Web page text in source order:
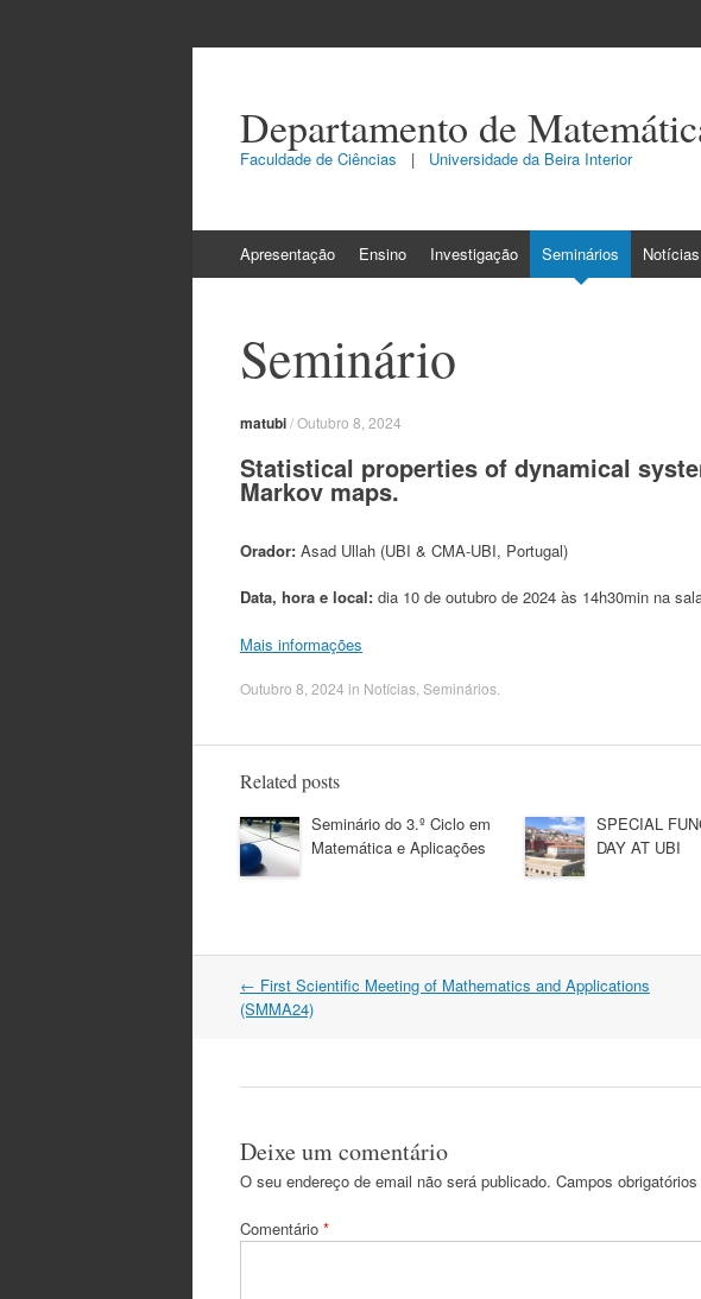
Departamento de
Faculdade de Ciências | Universidade da Beira Interior
to
Apresentação Ensino Investigação Seminários Notícias
Seminário
matubi/Outubro 8, 2024
Statistical properties of dynamical
Markov maps.
Orador: Asad Ullah (UBI & CMA-UBI, Portugal)
Data, hora e local: dia 10 de outubro de 2024 às 14h30min na
Mais informações
Outubro 8, 2024 in Notícias Seminários
Related posts
Seminário do 3.º Ciclo em
Matemática e Aplicações
SPECIAL
DAY AT UBI
Post
navigation
← First Scientific Meeting of Mathematics and Applications
(SMMA24)
Deixe um comentário
O seu endereço de email não será publicado. Campos
Comentário *